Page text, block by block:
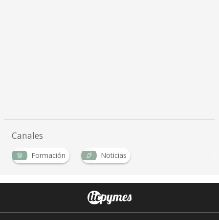
Canales
Formación Noticias